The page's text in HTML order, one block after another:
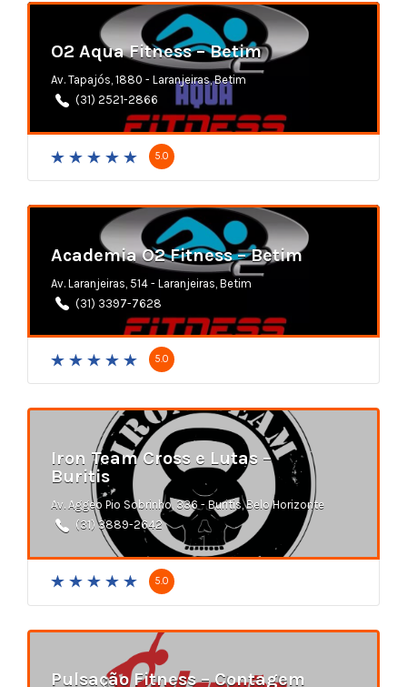
O2 Aqua Fitness – Betim
Av. Tapajós, 1880 - Laranjeiras, Betim
(31) 2521-2866
5.0
Academia O2 Fitness – Betim
Av. Laranjeiras, 514 - Laranjeiras, Betim
(31) 3397-7628
5.0
Iron Team Cross e Lutas –
Buritis
Av. Aggeo Pio Sobrinho, 336 - Buritis, Belo Horizonte
(31) 3889-2642
5.0
Pulsação Fitness – Contagem